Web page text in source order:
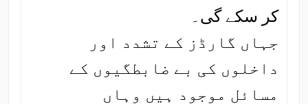
کر سکے گی۔
جہاں گارڈز کے تشدد اور
داخلوں کی بے ضابطگیوں کے
مسائل موجود ہیں وہاں